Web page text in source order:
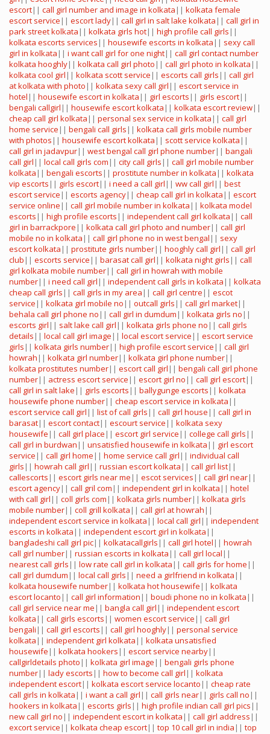
escort|| call girl number and image in kolkata || kolkata female
escort service || escort lady|| call girl in salt lake kolkata || call girl in
park street kolkata || kolkata girls hot|| high profile call girls ||
kolkata escorts services || housewife escorts in kolkata || sexy call
girl in kolkata || i want call girl for one night|| call girl contact number
kolkata hooghly|| kolkata call girl photo || call girl photo in kolkata ||
kolkata cool girl || kolkata scott service || escorts call girls || call girl
at kolkata with photo || kolkata sexy call girl || escort service in
hotel || housewife escort in kolkata || girl escorts || girls escort||
bengali callgirl || housewife escort kolkata || kolkata escort review||
cheap call girl kolkata || personal sex service in kolkata || call girl
home service || bengali call girls || kolkata call girls mobile number
with photos || housewife escort kolkata || scott service kolkata ||
call girl in jadavpur|| west bengal call girl phone number|| bangali
call girl || local call girls com || city call girls || call girl mobile number
kolkata || bengali escorts || prostitute number in kolkata || kolkata
vip escorts || girls escort|| i need a call girl || ww call girl || best
escort service || escorts agency|| cheap call girl in kolkata || escort
service online || call girl mobile number in kolkata || kolkata model
escorts || high profile escorts || independent call girl kolkata || call
girl in barrackpore || kolkata call girl photo and number|| call girl
mobile no in kolkata || call girl phone no in west bengal || sexy
escort kolkata || prostitute girls number|| hooghly call girl || call girl
club || escorts service || barasat call girl || kolkata night girls || call
girl kolkata mobile number|| call girl in howrah with mobile
number|| i need call girl || independent call girls in kolkata || kolkata
cheap call girls || call girls in my area || call girl centre || escot
service || kolkata girl mobile no || outcall girls || call girl market||
behala call girl phone no || call girl in dumdum || kolkata girls no ||
escorts girl || salt lake call girl || kolkata girls phone no || call girls
details || local call girl image || local escort service || escort service
girls || kolkata girls number|| high profile escort service || call girl
howrah || kolkata girl number|| kolkata girl phone number||
kolkata prostitutes number|| escort call girl || bengali call girl phone
number|| actress escort service || escort girl no || call girl escort||
call girl in salt lake || girls escorts || ballygunge escorts || kolkata
housewife phone number|| cheap escort service in kolkata ||
escort service call girl || list of call girls || call girl house || call girl in
barasat|| escort contact|| escourt service || kolkata sexy
housewife || call girl place || escort girl service || college call girls ||
call girl in burdwan || unsatisfied housewife in kolkata || girl escort
service || call girl home || home service call girl || individual call
girls || howrah call girl || russian escort kolkata || call girl list||
callescorts || escort girls near me || escot services || call girl near||
escort agency|| call gril com || independent girl in kolkata || hotel
with call girl || coll girls com || kolkata girls number|| kolkata girls
mobile number|| coll grill kolkata || call girl at howrah ||
independent escort service in kolkata || local call girl || independent
escorts in kolkata || independent escort girl in kolkata ||
bangladeshi call girl pic|| kolkatacallgirls || call girl hotel || howrah
call girl number|| russian escorts in kolkata || call girl local ||
nearest call girls || low rate call girl in kolkata || call girls for home ||
call girl dumdum || local call girls || need a girlfriend in kolkata ||
kolkata housewife number|| kolkata hot housewife || kolkata
escort locanto || call girl information || boudi phone no in kolkata ||
call girl service near me || bangla call girl || independent escort
kolkata || call girls escorts || women escort service || call girl
bengali || call girl escorts || call girl hooghly|| personal service
kolkata || independent girl kolkata || kolkata unsatisfied
housewife || kolkata hookers || escort service nearby||
callgirldetails photo || kolkata girl image || bengali girls phone
number|| lady escorts || how to become call girl || kolkata
independent escort|| kolkata escort service locanto || cheap rate
call girls in kolkata || i want a call girl || call girls near|| girls call no ||
hookers in kolkata || escorts girls || high profile indian call girl pics ||
new call girl no || independent escort in kolkata || call girl address ||
excort service || kolkata cheap escort|| top 10 call girl in india || top